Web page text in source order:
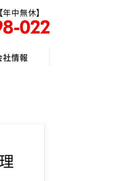
【年中無休】
022
社情報